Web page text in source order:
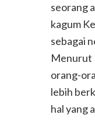
seorang
kagum
sebagai
Menurut
orang-
lebih
hal yang